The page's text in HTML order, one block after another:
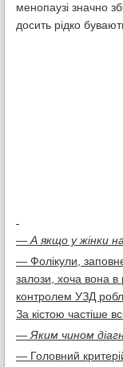
менопаузі значно
досить рідко
— А якщо у жінки
— Фолікули,
залози, хоча вона в
контролем УЗД
За кістою частіше
— Яким чином
— Головний